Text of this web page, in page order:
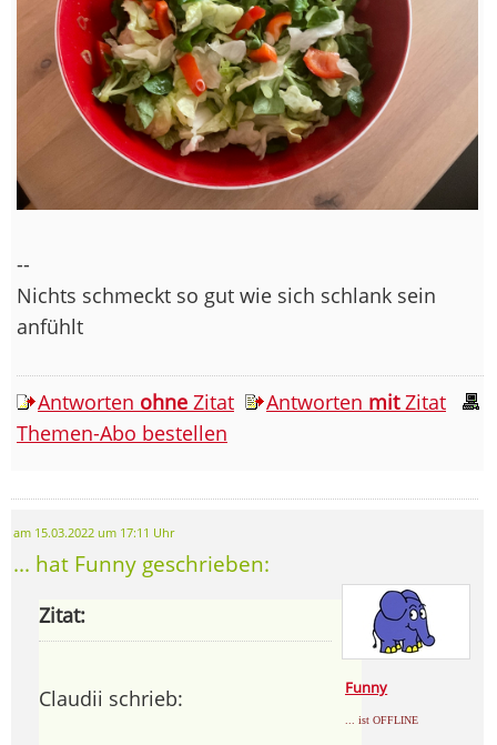
--
Nichts schmeckt so gut wie sich schlank sein
anfühlt
Antworten ohne Zitat Antworten mitZitat
Themen-Abo bestellen
am 15.03.2022 um 17:11 Uhr
... hat Funny geschrieben:
Funny
... ist OFFLINE
Zitat:
Claudii schrieb: